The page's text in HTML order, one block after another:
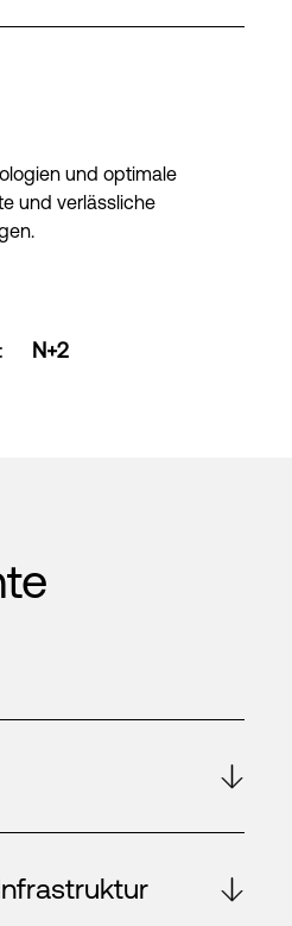
und optimale
und verlässliche
: N+2